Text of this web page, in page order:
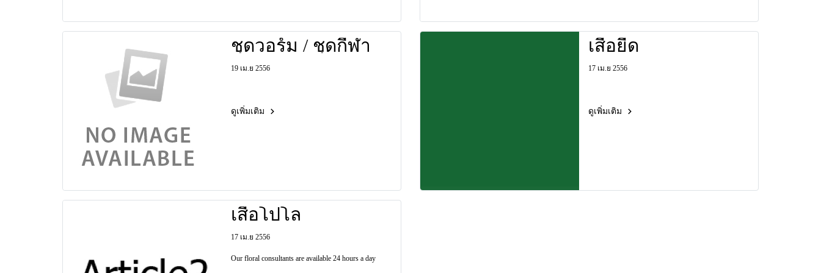
ชุดวอร์ม / ชุดกีฬา
19 เม.ย 2556
ดูเพิ่มเติม
เสื้อยืด
17 เม.ย 2556
ดูเพิ่มเติม
เสื้อโปโล
17 เม.ย 2556
Our floral consultants are available 24 hours a day